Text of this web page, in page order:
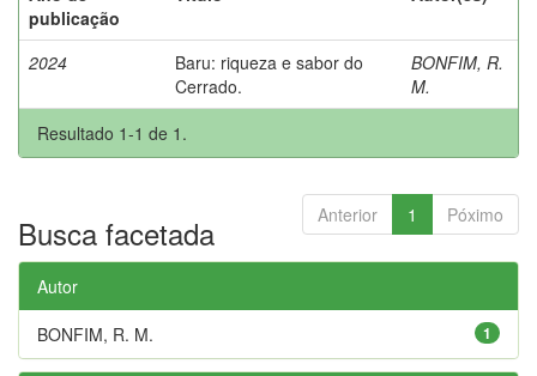
publicação
2024
Baru: riqueza e sabor do
Cerrado.
BONFIM, R.
M.
Resultado 1-1 de 1.
Anterior 1 Póximo
Busca facetada
Autor
1
BONFIM, R. M.